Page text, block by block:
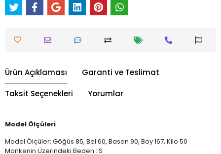
Ürün Açıklaması Garanti ve Teslimat
Taksit Seçenekleri Yorumlar
Model Ölçüleri
Model Ölçüler: Göğüs 85, Bel 60, Basen 90, Boy 167, Kilo 50
Mankenin Üzerindeki Beden : S